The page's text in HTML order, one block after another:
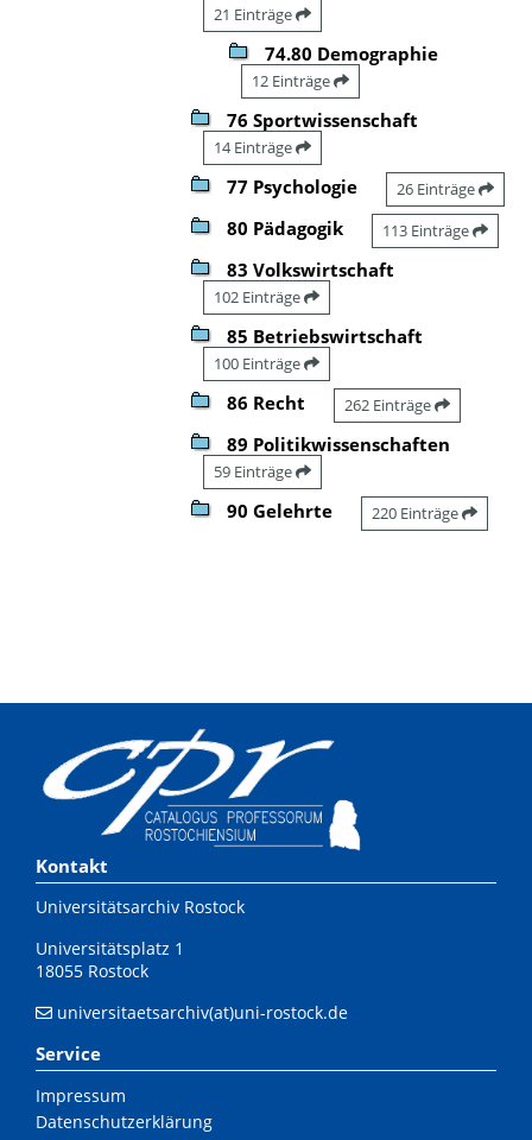
21 Einträge
74.80 Demographie
12 Einträge
76 Sportwissenschaft
14 Einträge
77 Psychologie 26 Einträge
80 Pädagogik 113 Einträge
83 Volkswirtschaft
102 Einträge
85 Betriebswirtschaft
100 Einträge
86 Recht 262 Einträge
89 Politikwissenschaften
59 Einträge
90 Gelehrte 220 Einträge
Kontakt
Universitätsarchiv Rostock
Universitätsplatz 1
18055 Rostock
universitaetsarchiv(at)uni-rostock.de
Service
Impressum
Datenschutzerklärung